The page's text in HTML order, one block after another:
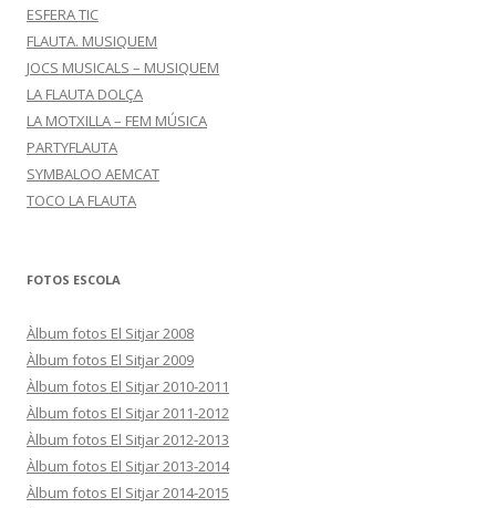
ESFERA TIC
FLAUTA. MUSIQUEM
JOCS MUSICALS – MUSIQUEM
LA FLAUTA DOLÇA
LA MOTXILLA – FEM MÚSICA
PARTYFLAUTA
SYMBALOO AEMCAT
TOCO LA FLAUTA
FOTOS ESCOLA
Àlbum fotos El Sitjar 2008
Àlbum fotos El Sitjar 2009
Àlbum fotos El Sitjar 2010-2011
Àlbum fotos El Sitjar 2011-2012
Àlbum fotos El Sitjar 2012-2013
Àlbum fotos El Sitjar 2013-2014
Àlbum fotos El Sitjar 2014-2015